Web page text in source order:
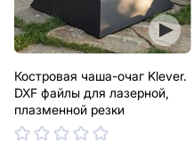
Костровая чаша-очаг Klever.
DXF файлы для лазерной,
плазменной резки